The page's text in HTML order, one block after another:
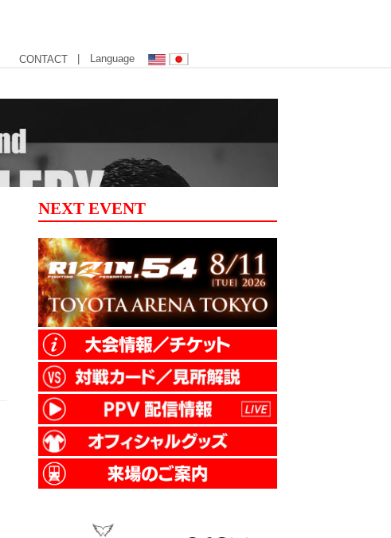
CONTACT | Language
NEXT EVENT